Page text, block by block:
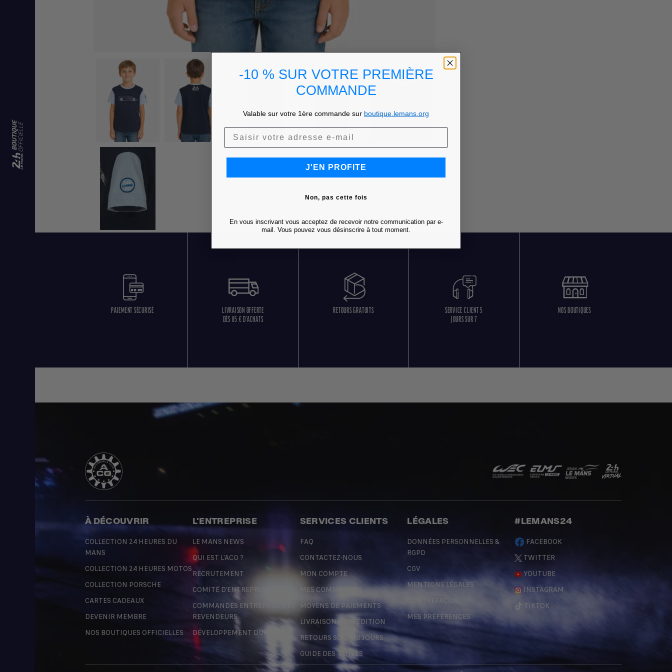
PAIEMENT SÉCURISÉ
LIVRAISON OFFERTE
DÈS 85 € D'ACHATS
RETOURS GRATUITS
SERVICE CLIENT 5
JOURS SUR 7
NOS BOUTIQUES
À DÉCOUVRIR
COLLECTION 24 HEURES DU
MANS
COLLECTION 24 HEURES MOTOS
COLLECTION PORSCHE
CARTES CADEAUX
DEVENIR MEMBRE
NOS BOUTIQUES OFFICIELLES
L'ENTREPRISE
LE MANS NEWS
QUI EST L'ACO ?
RECRUTEMENT
COMITÉ D'ENTREPRISE
COMMANDES ENTREPRISES ET
REVENDEURS
DÉVELOPPEMENT DURABLE
SERVICES CLIENTS
FAQ
CONTACTEZ-NOUS
MON COMPTE
MES COMMANDES
MOYENS DE PAIEMENTS
LIVRAISON & EXPÉDITION
RETOURS SOUS 30 JOURS
GUIDE DES TAILLES
LÉGALES
DONNÉES PERSONNELLES &
RGPD
CGV
MENTIONS LÉGALES
CONTREFAÇON
MES PRÉFÉRENCES
#LEMANS24
FACEBOOK
TWITTER
YOUTUBE
INSTAGRAM
TIKTOK
-10 % SUR VOTRE PREMIÈRE
COMMANDE
Valable sur votre 1ère commande sur boutique.lemans.org
J'EN PROFITE
Non, pas cette fois
En vous inscrivant vous acceptez de recevoir notre communication par e-
mail. Vous pouvez vous désinscrire à tout moment.